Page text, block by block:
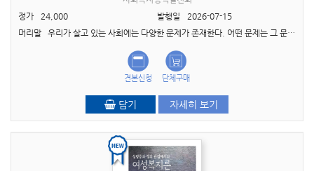
정가
24,000 발행일
2026-07-15
머리말 우리가 살고 있는 사회에는 다양한 문제가 존재한다. 어떤 문제는 그 문제를 경험하고 있는 개인에게만 해당하는 ‘개인적 곤란(private troubles)’으로 간주되기도 하고, 어..
견본신청 단체구매
담기 자세히 보기